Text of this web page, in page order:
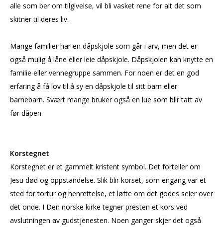
alle som ber om tilgivelse, vil bli vasket rene for alt det som
skitner til deres liv.
Mange familier har en dåpskjole som går i arv, men det er
også mulig å låne eller leie dåpskjole. Dåpskjolen kan knytte en
familie eller vennegruppe sammen. For noen er det en god
erfaring å få lov til å sy en dåpskjole til sitt barn eller
barnebarn. Svært mange bruker også en lue som blir tatt av
før dåpen.
Korstegnet
Korstegnet er et gammelt kristent symbol. Det forteller om
Jesu død og oppstandelse. Slik blir korset, som engang var et
sted for tortur og henrettelse, et løfte om det godes seier over
det onde. I Den norske kirke tegner presten et kors ved
avslutningen av gudstjenesten. Noen ganger skjer det også